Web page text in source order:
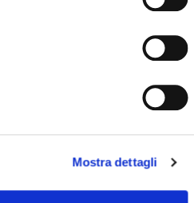
Mostra dettagli
929
944
953
954
957 958
959